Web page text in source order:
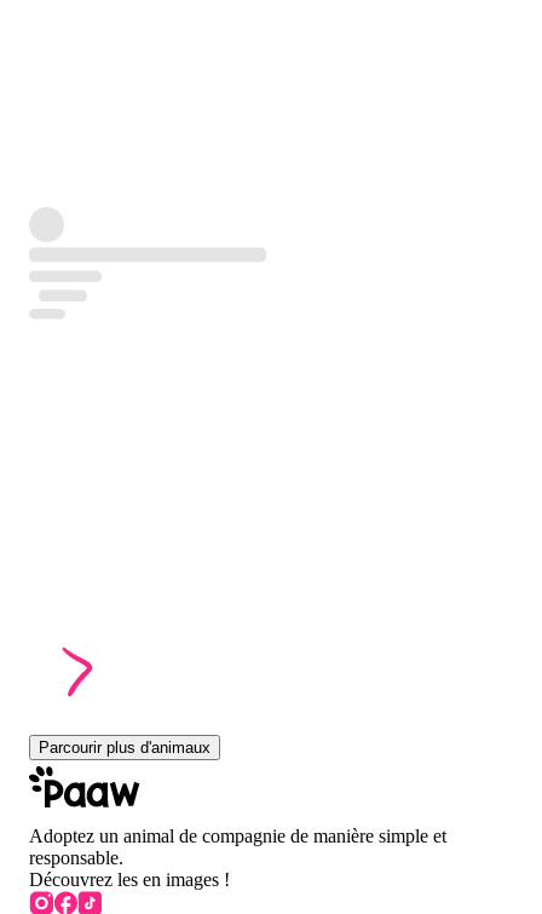
Parcourir plus d'animaux
Adoptez un animal de compagnie de manière simple et
responsable.
Découvrez les en images !